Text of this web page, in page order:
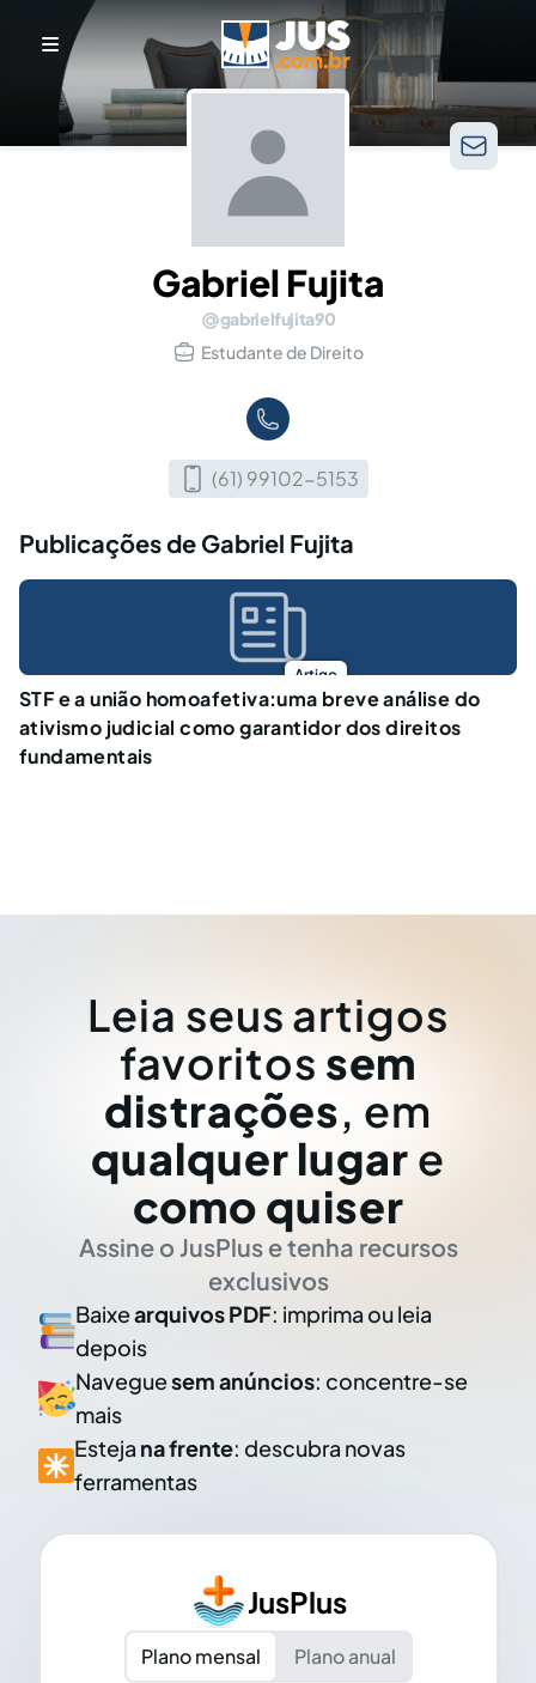
Gabriel Fujita
gabrielfujita90
Estudante de Direito
(61) 99102-5153
Publicações de Gabriel Fujita
Artigo
STF e a união homoafetiva:uma breve análise do
ativismo judicial como garantidor dos direitos
fundamentais
Leia seus artigos
favoritos sem
distrações, em
qualquer lugar e
como quiser
Assine o JusPlus e tenha recursos
exclusivos
Baixearquivos PDF: imprima ou leia
depois
Naveguesem anúncios: concentre-se
mais
Esteja na frente: descubra novas
ferramentas
JusPlus
Plano mensal
Plano anual